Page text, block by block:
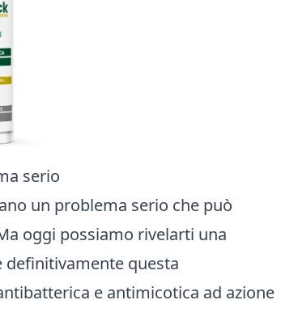
serio
un problema serio che può
oggi possiamo rivelarti una
definitivamente questa
e antimicotica ad azione